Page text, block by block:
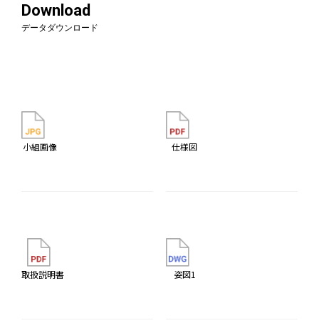
Download
データダウンロード
小組画像 仕様図
取扱説明書 姿図1